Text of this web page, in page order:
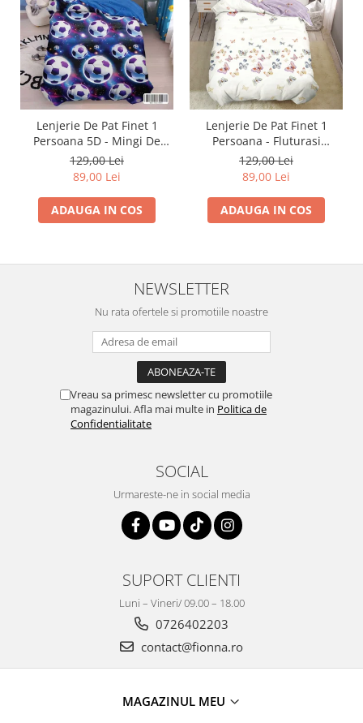
Lenjerie De Pat Finet 1
Persoana 5D - Mingi De
Fotbal In Galaxie
129,00 Lei
89,00 Lei
ADAUGA IN COS
Lenjerie De Pat Finet 1
Persoana - Fluturasi
Multicolori
129,00 Lei
89,00 Lei
ADAUGA IN COS
NEWSLETTER
Nu rata ofertele si promotiile noastre
Vreau sa primesc newsletter cu promotiile
magazinului. Afla mai multe in Politica de
Confidentialitate
SOCIAL
Urmareste-ne in social media
SUPORT CLIENTI
Luni – Vineri/ 09.00 – 18.00
0726402203
contact@fionna.ro
MAGAZINUL MEU